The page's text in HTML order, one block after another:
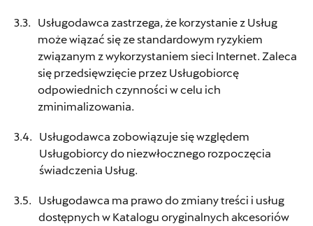
Usługodawca zastrzega, że korzystanie z Usług
może wiązać się ze standardowym ryzykiem
związanym z wykorzystaniem sieci Internet. Zaleca
się przedsięwzięcie przez Usługobiorcę
odpowiednich czynności w celu ich
zminimalizowania.
Usługodawca zobowiązuje się względem
Usługobiorcy do niezwłocznego rozpoczęcia
świadczenia Usług.
Usługodawca ma prawo do zmiany treści i usług
dostępnych w Katalogu oryginalnych akcesoriów